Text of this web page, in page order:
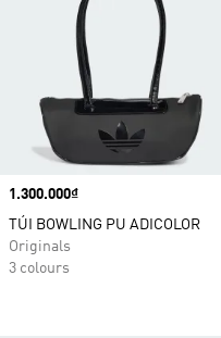
Price
1.300.000₫
TÚI BOWLING PU ADICOLOR
Originals
3 colours